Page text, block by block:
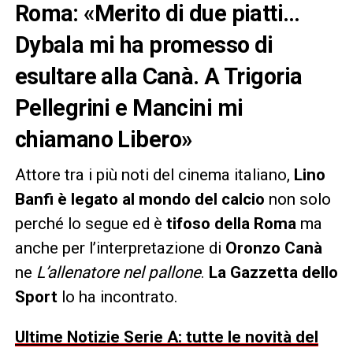
Roma: «Merito di due piatti…
Dybala mi ha promesso di
esultare alla Canà. A Trigoria
Pellegrini e Mancini mi
chiamano Libero»
Attore tra i più noti del cinema italiano, Lino
Banfi è legato al mondo del calcio non solo
perché lo segue ed è tifoso della Romama
anche per l’interpretazione di Oronzo Canà
ne L’allenatore nel pallone. La Gazzetta dello
Sport lo ha incontrato.
Ultime Notizie Serie A: tutte le novità del